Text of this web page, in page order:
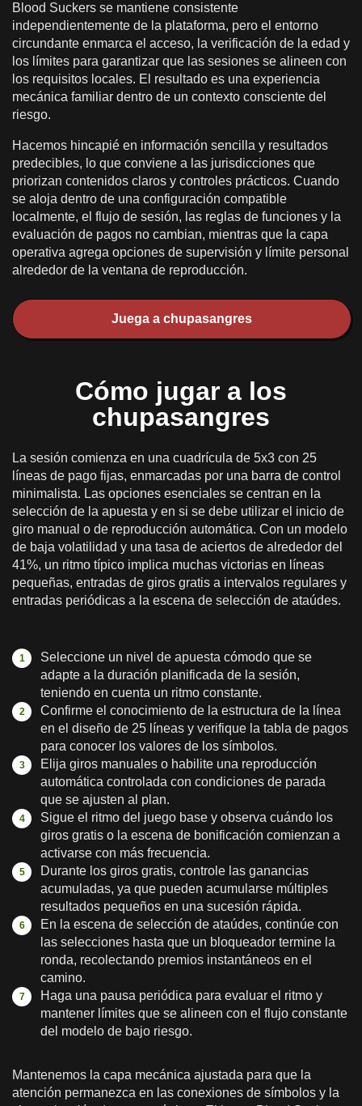
Blood Suckers se mantiene consistente
independientemente de la plataforma, pero el entorno
circundante enmarca el acceso, la verificación de la edad y
los límites para garantizar que las sesiones se alineen con
los requisitos locales. El resultado es una experiencia
mecánica familiar dentro de un contexto consciente del
riesgo.
Hacemos hincapié en información sencilla y resultados
predecibles, lo que conviene a las jurisdicciones que
priorizan contenidos claros y controles prácticos. Cuando
se aloja dentro de una configuración compatible
localmente, el flujo de sesión, las reglas de funciones y la
evaluación de pagos no cambian, mientras que la capa
operativa agrega opciones de supervisión y límite personal
alrededor de la ventana de reproducción.
Juega a chupasangres
Cómo jugar a los
chupasangres
La sesión comienza en una cuadrícula de 5x3 con 25
líneas de pago fijas, enmarcadas por una barra de control
minimalista. Las opciones esenciales se centran en la
selección de la apuesta y en si se debe utilizar el inicio de
giro manual o de reproducción automática. Con un modelo
de baja volatilidad y una tasa de aciertos de alrededor del
41%, un ritmo típico implica muchas victorias en líneas
pequeñas, entradas de giros gratis a intervalos regulares y
entradas periódicas a la escena de selección de ataúdes.
Seleccione un nivel de apuesta cómodo que se
adapte a la duración planificada de la sesión,
teniendo en cuenta un ritmo constante.
Confirme el conocimiento de la estructura de la línea
en el diseño de 25 líneas y verifique la tabla de pagos
para conocer los valores de los símbolos.
Elija giros manuales o habilite una reproducción
automática controlada con condiciones de parada
que se ajusten al plan.
Sigue el ritmo del juego base y observa cuándo los
giros gratis o la escena de bonificación comienzan a
activarse con más frecuencia.
Durante los giros gratis, controle las ganancias
acumuladas, ya que pueden acumularse múltiples
resultados pequeños en una sucesión rápida.
En la escena de selección de ataúdes, continúe con
las selecciones hasta que un bloqueador termine la
ronda, recolectando premios instantáneos en el
camino.
Haga una pausa periódica para evaluar el ritmo y
mantener límites que se alineen con el flujo constante
del modelo de bajo riesgo.
Mantenemos la capa mecánica ajustada para que la
atención permanezca en las conexiones de símbolos y la